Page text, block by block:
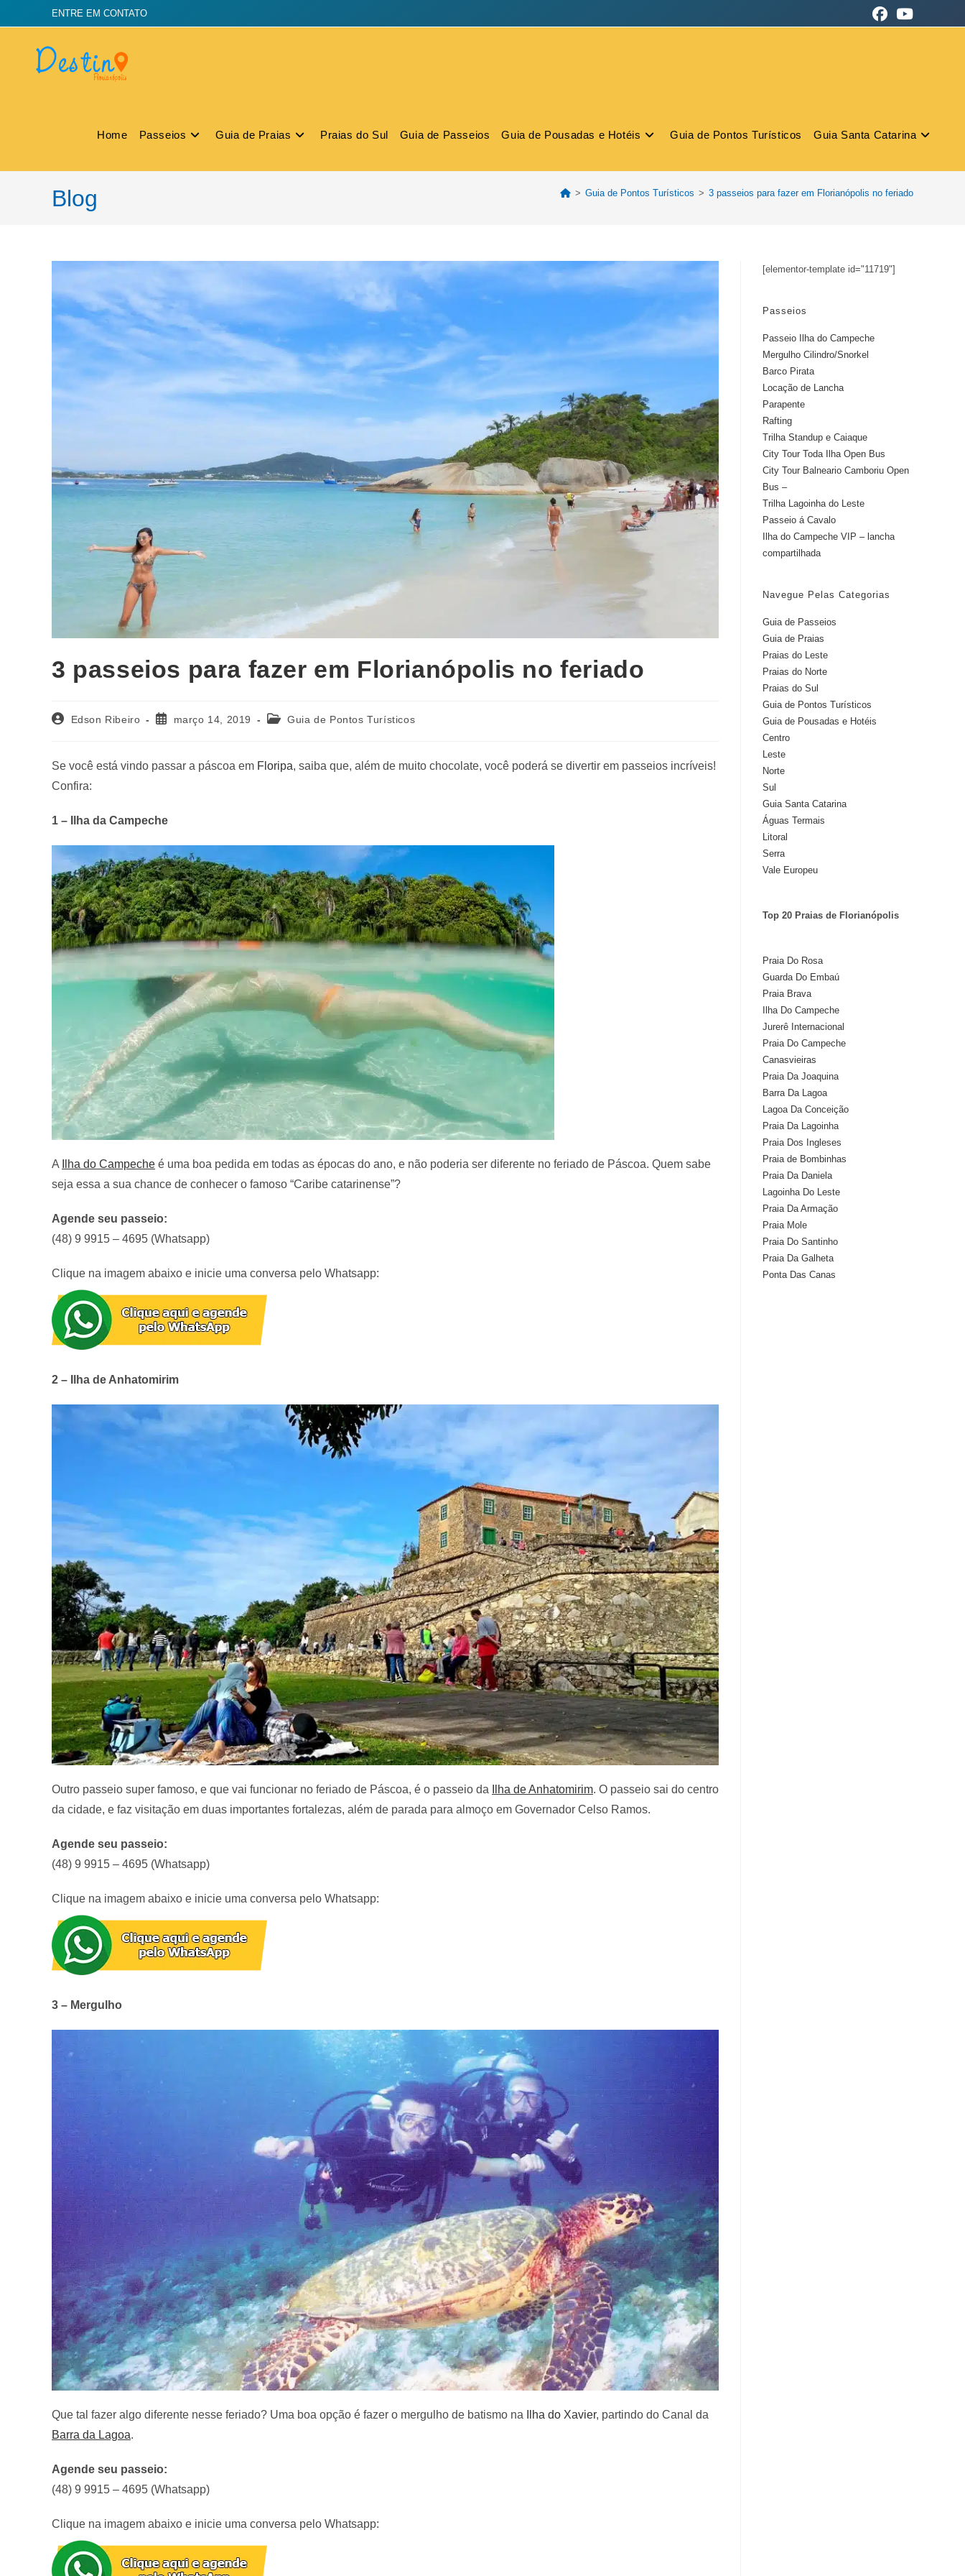
ENTRE EM CONTATO
Home Passeios Guia de Praias Praias do Sul Guia de Passeios Guia de Pousadas e Hotéis Guia de Pontos Turísticos Guia Santa Catarina
Blog > Guia de Pontos Turísticos > 3 passeios para fazer em Florianópolis no feriado
3 passeios para fazer em Florianópolis no feriado
Edson Ribeiro março 14, 2019 Guia de Pontos Turísticos
Se você está vindo passar a páscoa em Floripa, saiba que, além de muito chocolate, você poderá se divertir em passeios incríveis!
Confira:
1 – Ilha da Campeche
A Ilha do Campeche é uma boa pedida em todas as épocas do ano, e não poderia ser diferente no feriado de Páscoa. Quem sabe
seja essa a sua chance de conhecer o famoso “Caribe catarinense”?
Agende seu passeio:
(48) 9 9915 – 4695 (Whatsapp)
Clique na imagem abaixo e inicie uma conversa pelo Whatsapp:
2 – Ilha de Anhatomirim
Outro passeio super famoso, e que vai funcionar no feriado de Páscoa, é o passeio da Ilha de Anhatomirim. O passeio sai do centro
da cidade, e faz visitação em duas importantes fortalezas, além de parada para almoço em Governador Celso Ramos.
Agende seu passeio:
(48) 9 9915 – 4695 (Whatsapp)
Clique na imagem abaixo e inicie uma conversa pelo Whatsapp:
3 – Mergulho
Que tal fazer algo diferente nesse feriado? Uma boa opção é fazer o mergulho de batismo na Ilha do Xavier, partindo do Canal da
Barra da Lagoa.
Agende seu passeio:
(48) 9 9915 – 4695 (Whatsapp)
Clique na imagem abaixo e inicie uma conversa pelo Whatsapp:
[elementor-template id="11719"]
Passeios
Passeio Ilha do Campeche
Mergulho Cilindro/Snorkel
Barco Pirata
Locação de Lancha
Parapente
Rafting
Trilha Standup e Caiaque
City Tour Toda Ilha Open Bus
City Tour Balneario Camboriu Open
Bus –
Trilha Lagoinha do Leste
Passeio á Cavalo
Ilha do Campeche VIP – lancha
compartilhada
Navegue Pelas Categorias
Guia de Passeios
Guia de Praias
Praias do Leste
Praias do Norte
Praias do Sul
Guia de Pontos Turísticos
Guia de Pousadas e Hotéis
Centro
Leste
Norte
Sul
Guia Santa Catarina
Águas Termais
Litoral
Serra
Vale Europeu
Top 20 Praias de Florianópolis
Praia Do Rosa
Guarda Do Embaú
Praia Brava
Ilha Do Campeche
Jurerê Internacional
Praia Do Campeche
Canasvieiras
Praia Da Joaquina
Barra Da Lagoa
Lagoa Da Conceição
Praia Da Lagoinha
Praia Dos Ingleses
Praia de Bombinhas
Praia Da Daniela
Lagoinha Do Leste
Praia Da Armação
Praia Mole
Praia Do Santinho
Praia Da Galheta
Ponta Das Canas